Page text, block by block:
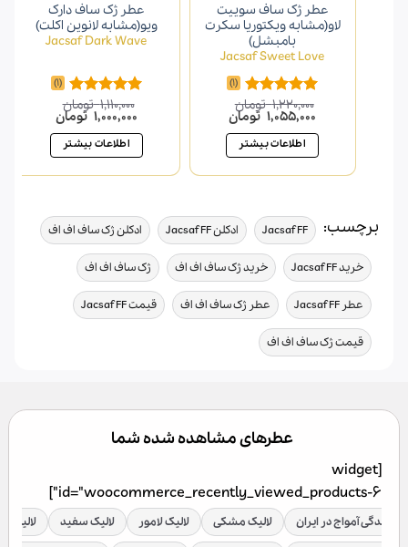
عطر ژک ساف سوییت
لاو(مشابه ویکتوریا سکرت
بامبشل)
Jacsaf Sweet Love
امتیاز5.00
از 5
(1)
1,220,000 تومان
قیمت
اصلی
1,220,000 تومان
بود.
1,055,000 تومانقیمت
فعلی
است. اطلاعات بیشتر
عطر ژک ساف دارک
ویو(مشابه لانوین اکلت)
Jacsaf Dark Wave
امتیاز5.00
از 5
(1)
1,110,000 تومان
قیمت
اصلی
1,110,000 تومان
بود.
1,000,000 تومان
فعلی
است. اطلاعات بیشتر
برچسب: Jacsaf FF
, ادکلن Jacsaf FF , ادکلن ژک ساف اف اف ,
خرید Jacsaf FF , خرید ژک ساف اف اف , ژک ساف اف اف ,
عطر Jacsaf FF , عطر ژک ساف اف اف , قیمت Jacsaf FF ,
قیمت ژک ساف اف اف
عطرهای مشاهده شده شما
[widget
id="woocommerce_recently_viewed_products-6"]
نمایندگی آمواج در ایران لالیک مشکی لالیک لامور لالیک سفید لالیک